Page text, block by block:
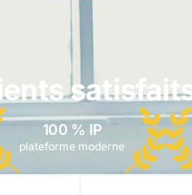
100 % IP
plateforme moderne